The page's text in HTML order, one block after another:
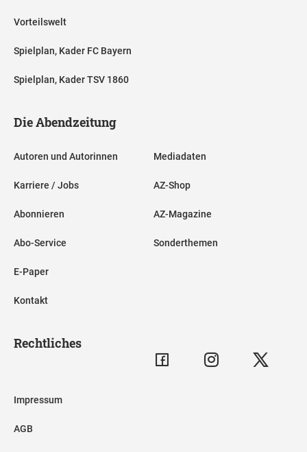
Vorteilswelt
Spielplan, Kader FC Bayern
Spielplan, Kader TSV 1860
Die Abendzeitung
Autoren und Autorinnen
Karriere / Jobs
Abonnieren
Abo-Service
E-Paper
Kontakt
Mediadaten
AZ-Shop
AZ-Magazine
Sonderthemen
Rechtliches
Impressum
AGB